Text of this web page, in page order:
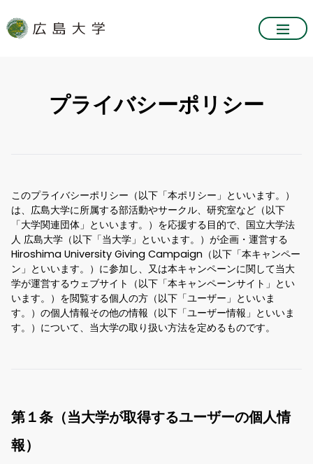
プライバシーポリシー
このプライバシーポリシー（以下「本ポリシー」といいます。）
は、広島大学に所属する部活動やサークル、研究室など（以下
「大学関連団体」といいます。）を応援する目的で、国立大学法
人 広島大学（以下「当大学」といいます。）が企画・運営する
Hiroshima University Giving Campaign（以下「本キャンペー
ン」といいます。）に参加し、又は本キャンペーンに関して当大
学が運営するウェブサイト（以下「本キャンペーンサイト」とい
います。）を閲覧する個人の方（以下「ユーザー」といいま
す。）の個人情報その他の情報（以下「ユーザー情報」といいま
す。）について、当大学の取り扱い方法を定めるものです。
第１条（当大学が取得するユーザーの個人情
報）